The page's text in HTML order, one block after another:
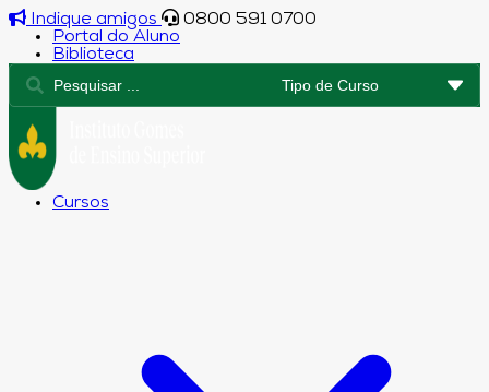
Indique amigos
0800 591 0700
Portal do Aluno
Biblioteca
Cursos